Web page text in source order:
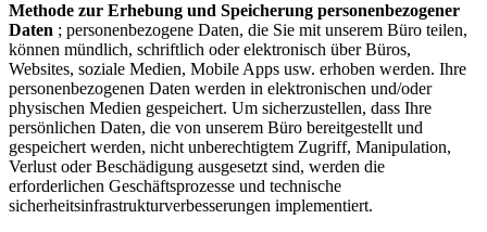
Methode zur Erhebung und Speicherung personenbezogener
Daten ; personenbezogene Daten, die Sie mit unserem Büro teilen,
können mündlich, schriftlich oder elektronisch über Büros,
Websites, soziale Medien, Mobile Apps usw. erhoben werden. Ihre
personenbezogenen Daten werden in elektronischen und/oder
physischen Medien gespeichert. Um sicherzustellen, dass Ihre
persönlichen Daten, die von unserem Büro bereitgestellt und
gespeichert werden, nicht unberechtigtem Zugriff, Manipulation,
Verlust oder Beschädigung ausgesetzt sind, werden die
erforderlichen Geschäftsprozesse und technische
sicherheitsinfrastrukturverbesserungen implementiert.